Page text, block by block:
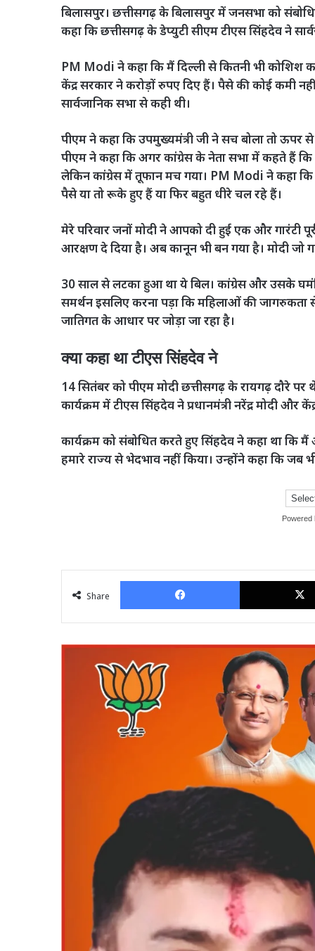
बिलासपुर। छत्तीसगढ़ के बिलासपुर में जनसभा को
कहा कि छत्तीसगढ़ के डेप्युटी सीएम टीएस सिंहदेव ने
PM Modi ने कहा कि मैं दिल्ली से कितनी भी कोशिश
केंद्र सरकार ने करोड़ों रुपए दिए हैं। पैसे की कोई कमी
सार्वजानिक सभा से कही थी।
पीएम ने कहा कि उपमुख्यमंत्री जी ने सच बोला तो ऊपर
पीएम ने कहा कि अगर कांग्रेस के नेता सभा में कहते हैं कि
लेकिन कांग्रेस में तूफान मच गया। PM Modi ने कहा
पैसे या तो रूके हुए हैं या फिर बहुत धीरे चल रहे हैं।
मेरे परिवार जनों मोदी ने आपको दी हुई एक और गारंटी
आरक्षण दे दिया है। अब कानून भी बन गया है। मोदी जो
30 साल से लटका हुआ था ये बिल। कांग्रेस और उसके
समर्थन इसलिए करना पड़ा कि महिलाओं की
जातिगत के आधार पर जोड़ा जा रहा है।
क्या कहा था टीएस सिंहदेव ने
14 सितंबर को पीएम मोदी छत्तीसगढ़ के रायगढ़ दौरे
कार्यक्रम में टीएस सिंहदेव ने प्रधानमंत्री नरेंद्र मोदी और
कार्यक्रम को संबोधित करते हुए सिंहदेव ने कहा था
हमारे राज्य से भेदभाव नहीं किया। उन्होंने कहा कि जब
Share
Facebook